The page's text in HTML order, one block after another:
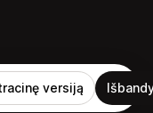
versiją